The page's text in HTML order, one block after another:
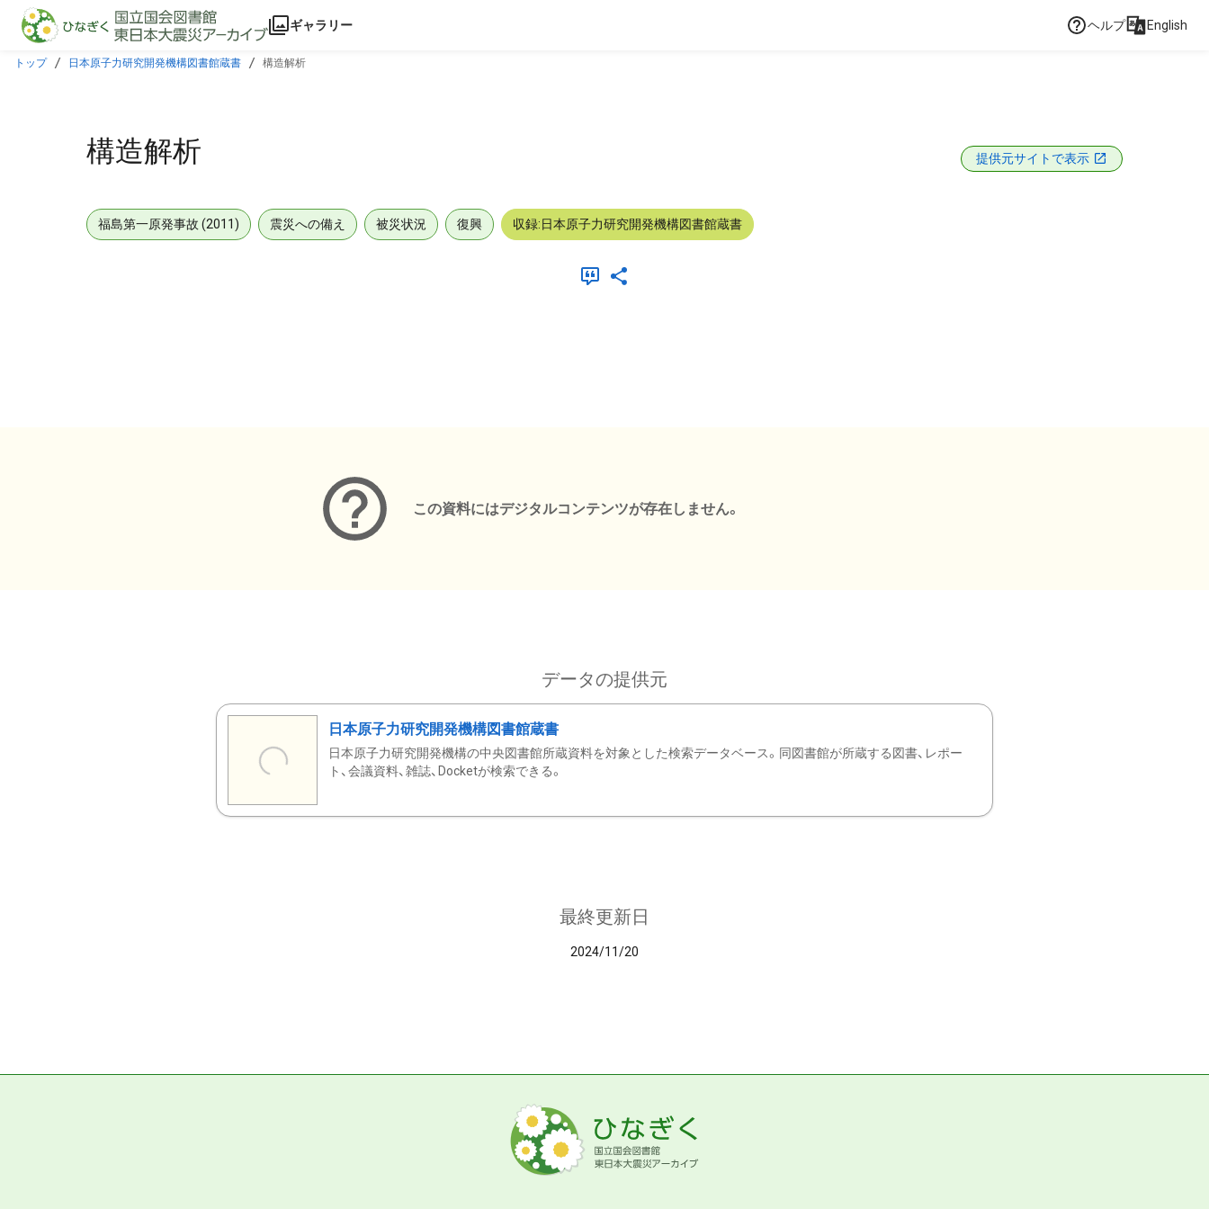
本文に飛ぶ
ギャラリー ヘルプ English
トップ 日本原子力研究開発機構図書館蔵書 構造解析
構造解析 提供元サイトで表示
福島第一原発事故 (2011) 震災への備え 被災状況 復興 収録:日本原子力研究開発機構図書館蔵書
この資料にはデジタルコンテンツが存在しません。
データの提供元
日本原子力研究開発機構図書館蔵書
日本原子力研究開発機構の中央図書館所蔵資料を対象とした検索データベース。同図書館が所蔵する図書、レポー
ト、会議資料、雑誌、Docketが検索できる。
最終更新日
2024/11/20